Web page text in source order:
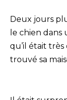
Deux jours
le chien
qu’il était
trouvé sa